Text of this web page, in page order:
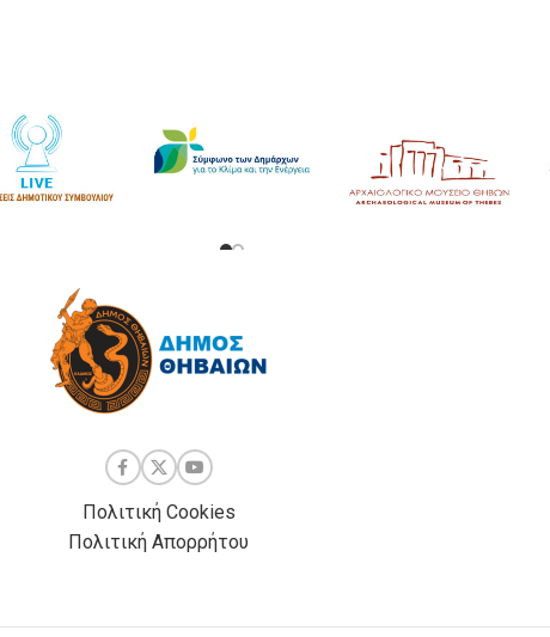
Πολιτική Cookies
Πολιτική Απορρήτου